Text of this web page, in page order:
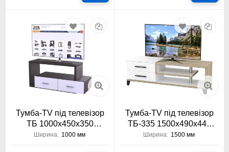
Тумба-TV під телевізор
ТБ 1000х450х350
АКМ-256 Тіса Меблі
Ширина: 1000 мм
Тумба-TV під телевізор
ТБ-335 1500х490х440
Тіса Меблі
Ширина: 1500 мм